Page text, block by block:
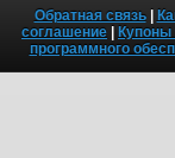
Обратная связь|
соглашение | Купоны
программного